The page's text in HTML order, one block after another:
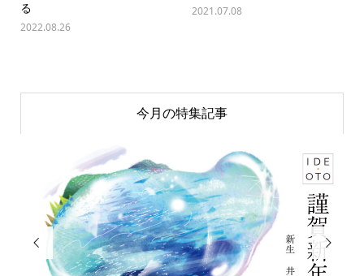
る
2022.08.26
2021.07.08
今月の特集記事
 